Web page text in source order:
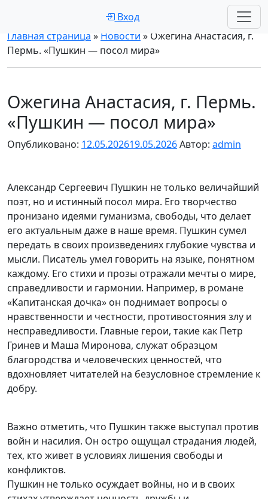
Вход
Главная страница » Новости » Ожегина Анастасия, г.
Пермь. «Пушкин — посол мира»
Ожегина Анастасия, г. Пермь.
«Пушкин — посол мира»
Опубликовано: 12.05.202619.05.2026Автор: admin
Александр Сергеевич Пушкин не только величайший
поэт, но и истинный посол мира. Его творчество
пронизано идеями гуманизма, свободы, что делает
его актуальным даже в наше время. Пушкин сумел
передать в своих произведениях глубокие чувства и
мысли. Писатель умел говорить на языке, понятном
каждому. Его стихи и прозы отражали мечты о мире,
справедливости и гармонии. Например, в романе
«Капитанская дочка» он поднимает вопросы о
нравственности и честности, противостояния злу и
несправедливости. Главные герои, такие как Петр
Гринев и Маша Миронова, служат образцом
благородства и человеческих ценностей, что
вдохновляет читателей на безусловное стремление к
добру.
Важно отметить, что Пушкин также выступал против
войн и насилия. Он остро ощущал страдания людей,
тех, кто живет в условиях лишения свободы и
конфликтов.
Пушкин не только осуждает войны, но и в своих